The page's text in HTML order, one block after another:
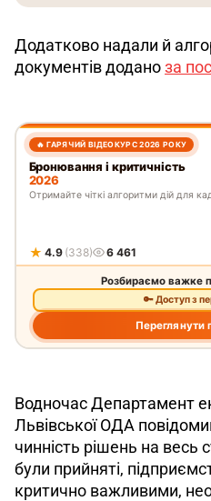
Додатково надали й
документів додано за
Водночас Департамент
Львівської ОДА
чинність рішень на весь
були прийняті,
критично важливими,